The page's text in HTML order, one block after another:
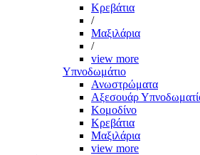
Κρεβάτια
/
Μαξιλάρια
/
view more
Υπνοδωμάτιο
Ανωστρώματα
Αξεσουάρ
Κομοδίνο
Κρεβάτια
Μαξιλάρια
view more